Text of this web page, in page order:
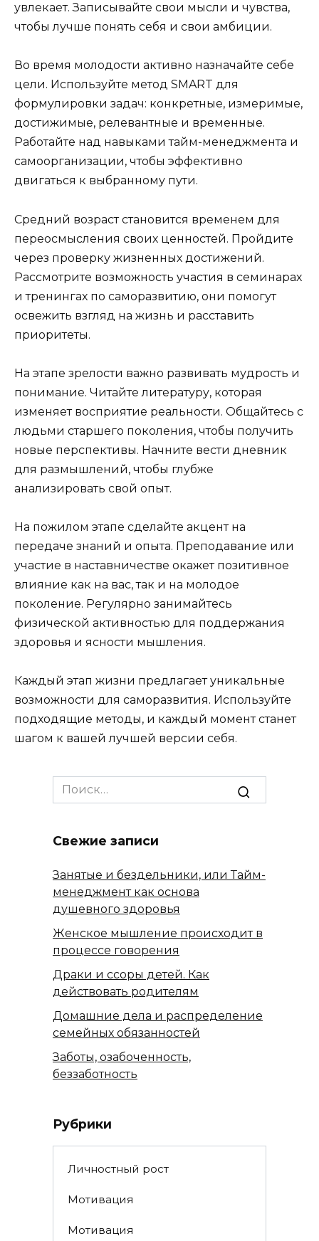
увлекает. Записывайте свои мысли и чувства,
чтобы лучше понять себя и свои амбиции.
Во время молодости активно назначайте себе
цели. Используйте метод SMART для
формулировки задач: конкретные, измеримые,
достижимые, релевантные и временные.
Работайте над навыками тайм-менеджмента и
самоорганизации, чтобы эффективно
двигаться к выбранному пути.
Средний возраст становится временем для
переосмысления своих ценностей. Пройдите
через проверку жизненных достижений.
Рассмотрите возможность участия в семинарах
и тренингах по саморазвитию, они помогут
освежить взгляд на жизнь и расставить
приоритеты.
На этапе зрелости важно развивать мудрость и
понимание. Читайте литературу, которая
изменяет восприятие реальности. Общайтесь с
людьми старшего поколения, чтобы получить
новые перспективы. Начните вести дневник
для размышлений, чтобы глубже
анализировать свой опыт.
На пожилом этапе сделайте акцент на
передаче знаний и опыта. Преподавание или
участие в наставничестве окажет позитивное
влияние как на вас, так и на молодое
поколение. Регулярно занимайтесь
физической активностью для поддержания
здоровья и ясности мышления.
Каждый этап жизни предлагает уникальные
возможности для саморазвития. Используйте
подходящие методы, и каждый момент станет
шагом к вашей лучшей версии себя.
Search
for:
Свежие записи
Занятые и бездельники, или Тайм-
менеджмент как основа
душевного здоровья
Женское мышление происходит в
процессе говорения
Драки и ссоры детей. Как
действовать родителям
Домашние дела и распределение
семейных обязанностей
Заботы, озабоченность,
беззаботность
Рубрики
Личностный рост
Мотивация
Мотивация